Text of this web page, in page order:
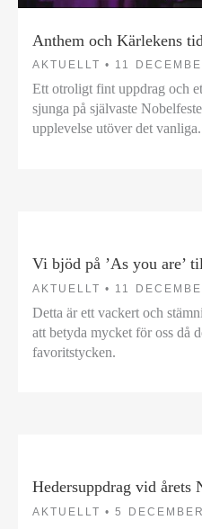
Anthem och Kärlekens
AKTUELLT • 11
Ett otroligt fint uppdrag och
sjunga på självaste
upplevelse utöver det vanliga.
Vi bjöd på ’As you are’
AKTUELLT • 11
Detta är ett vackert och
att betyda mycket för oss då
favoritstycken.
Hedersuppdrag vid årets
AKTUELLT • 5